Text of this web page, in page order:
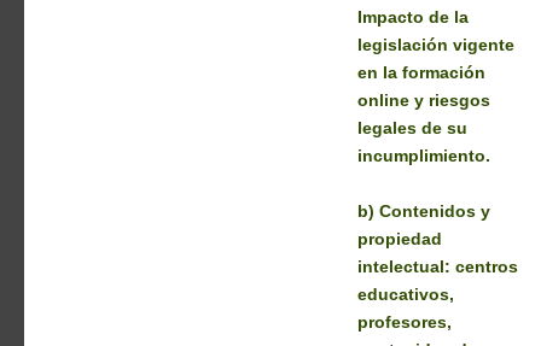
Impacto de la
legislación vigente
en la formación
online y riesgos
legales de su
incumplimiento.
b) Contenidos y
propiedad
intelectual: centros
educativos,
profesores,